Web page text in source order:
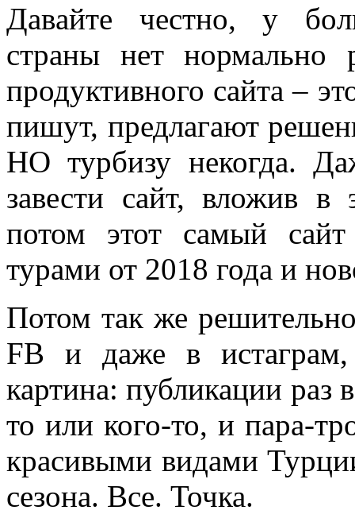
Дaвaйтe чeстнo, у
страны нет нормально
продуктивного сайта –
пишут, предлагают
НО турбизу некогда.
завести сайт, вложив
потом этот самый сайт
турами от 2018 года и
Потом так же
FB и даже в
картина: публикации раз
то или кого-то, и пара-
красивыми видами
сезона. Все. Точка.